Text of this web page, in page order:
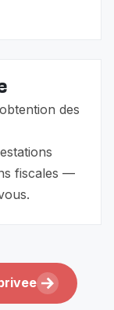
des
fiscales —